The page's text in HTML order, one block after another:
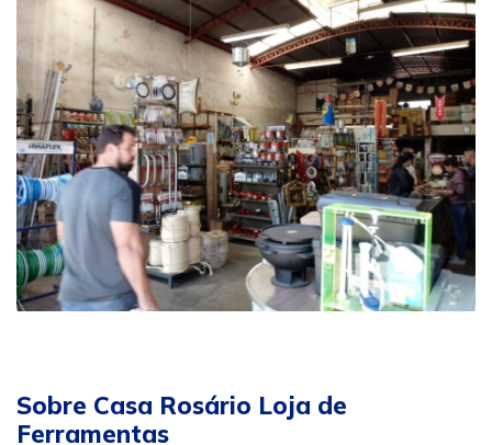
Sobre Casa Rosário Loja de
Ferramentas